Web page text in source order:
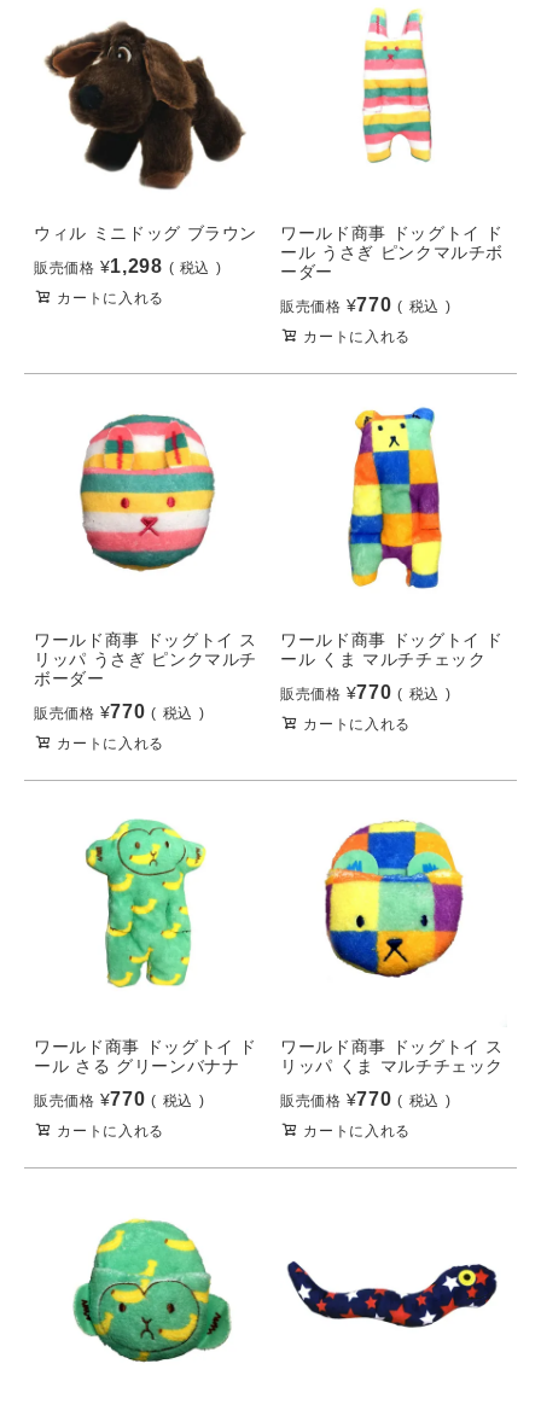
ウィル ミニドッグ ブラウン
販売価格 ¥1,298
税込
カートに入れる
ワールド商事 ドッグトイ ド
ール うさぎ ピンクマルチボ
ーダー
販売価格 ¥770
税込
カートに入れる
ワールド商事 ドッグトイ ス
リッパ うさぎ ピンクマルチ
ボーダー
販売価格 ¥770
税込
カートに入れる
ワールド商事 ドッグトイ ド
ール くま マルチチェック
販売価格 ¥770
税込
カートに入れる
ワールド商事 ドッグトイ ド
ール さる グリーンバナナ
販売価格 ¥770
税込
カートに入れる
ワールド商事 ドッグトイ ス
リッパ くま マルチチェック
販売価格 ¥770
税込
カートに入れる